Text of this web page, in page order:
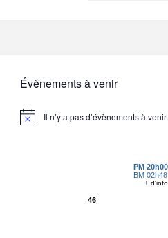
Évènements à venir
Il n’y a pas d’évènements à venir.